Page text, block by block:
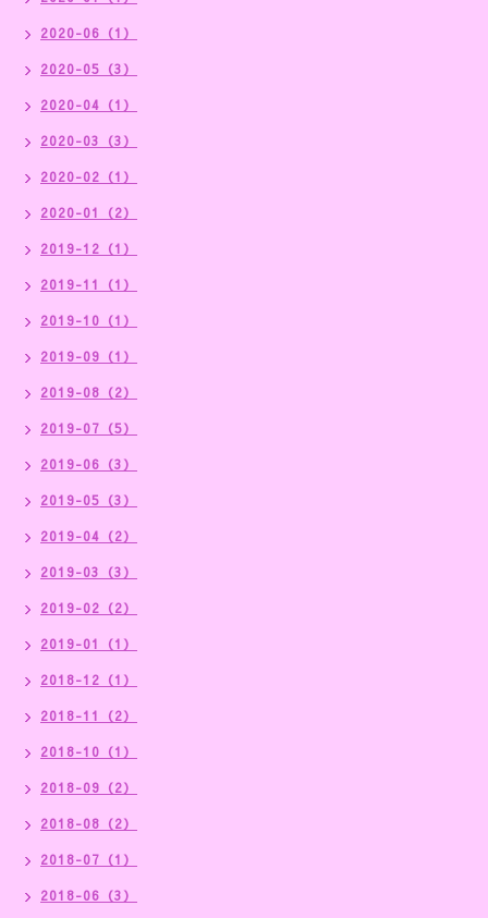
2020-06（1）
2020-05（3）
2020-04（1）
2020-03（3）
2020-02（1）
2020-01（2）
2019-12（1）
2019-11（1）
2019-10（1）
2019-09（1）
2019-08（2）
2019-07（5）
2019-06（3）
2019-05（3）
2019-04（2）
2019-03（3）
2019-02（2）
2019-01（1）
2018-12（1）
2018-11（2）
2018-10（1）
2018-09（2）
2018-08（2）
2018-07（1）
2018-06（3）